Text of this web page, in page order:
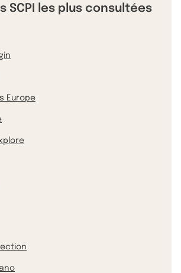
SCPI les plus consultées
Europe